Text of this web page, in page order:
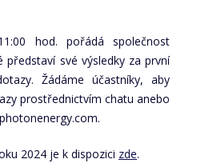
hod. pořádá společnost
představí své výsledky za první
Žádáme účastníky, aby
prostřednictvím chatu anebo
2024 je k dispozici zde.